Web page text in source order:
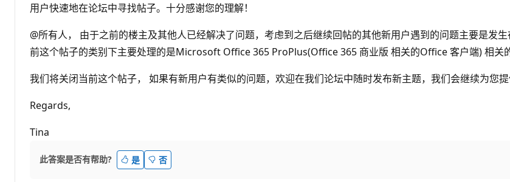
用户快速地在论坛中寻找帖子。十分感谢您的理解！
@所有人， 由于之前的楼主及其他人已经解决了问题，考虑到之后继续回帖的其他新用户遇到的问题主要是
前这个帖子的类别下主要处理的是Microsoft Office 365 ProPlus(Office 365 商业版 相关的Office 客户端) 相关
我们将关闭当前这个帖子， 如果有新用户有类似的问题，欢迎在我们论坛中随时发布新主题，我们会继续为您提
Regards,
Tina
此答案是否有帮助? 是 否